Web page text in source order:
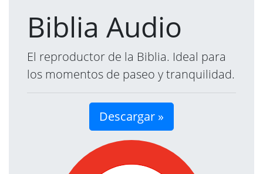
Biblia Audio
El reproductor de la Biblia. Ideal para
los momentos de paseo y tranquilidad.
Descargar »